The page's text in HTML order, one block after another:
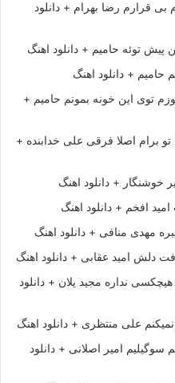
بی قرارم رضا بهرام + دانلود
توئه حامیم + دانلود اهنگ
+ دانلود اهنگ
توی این خونه بمونم حامیم +
تو برام اصلا فرقی علی خدابنده +
+ دانلود اهنگ
افخم + دانلود اهنگ
مهدی منافی + دانلود اهنگ
دلش امید عقابی + دانلود اهنگ
هیچکسی نداره مجید یلان + دانلود
علی منتظری + دانلود اهنگ
امیر اصلانی + دانلود